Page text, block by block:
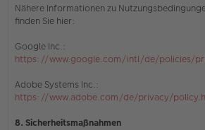
Nähere Informationen zu
finden Sie hier:
Google Inc.:
https://www.google.com/intl/de/policies/
Adobe Systems Inc.:
https://www.adobe.com/de/privacy/
8. Sicherheitsmaßnahmen